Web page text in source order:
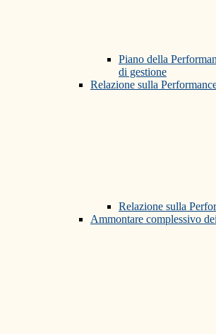
Piano della
di gestione
Relazione sulla
Relazione sulla
Ammontare complessivo